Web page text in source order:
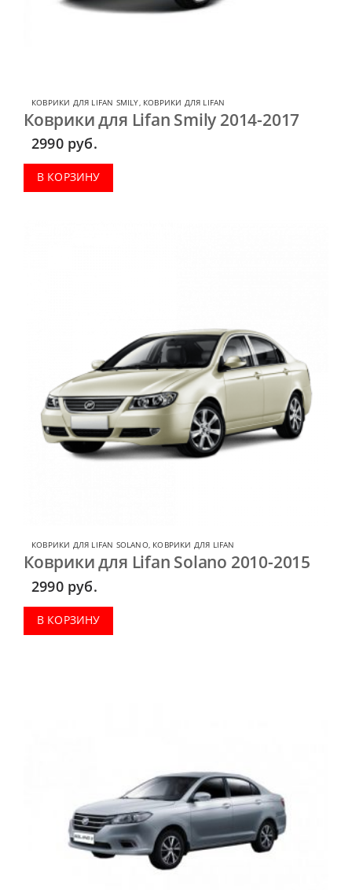
КОВРИКИ ДЛЯ LIFAN SMILY, КОВРИКИ ДЛЯ LIFAN
Коврики для Lifan Smily 2014-2017
2990 руб.
В КОРЗИНУ
КОВРИКИ ДЛЯ LIFAN SOLANO, КОВРИКИ ДЛЯ LIFAN
Коврики для Lifan Solano 2010-2015
2990 руб.
В КОРЗИНУ